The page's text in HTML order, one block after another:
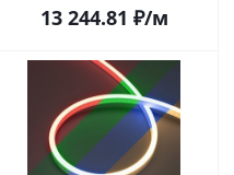
13 244.81 ₽/м